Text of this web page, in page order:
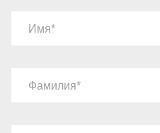
Имя
Фамилия